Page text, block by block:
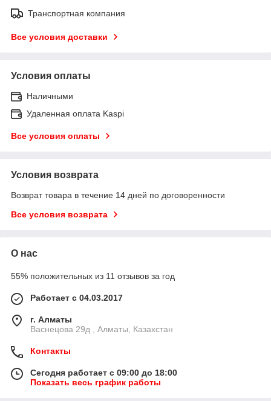
Транспортная компания
Все условия доставки
Условия оплаты
Наличными
Удаленная оплата Kaspi
Все условия оплаты
Условия возврата
Возврат товара в течение 14 дней по договоренности
Все условия возврата
О нас
55% положительных из 11 отзывов за год
Работает с 04.03.2017
г. Алматы
Васнецова 29д , Алматы, Казахстан
Контакты
Сегодня работает с 09:00 до 18:00
Показать весь график работы